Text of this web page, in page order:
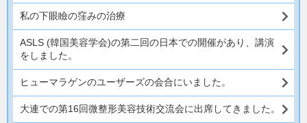
私の下眼瞼の窪みの治療
ASLS (韓国美容学会)の第二回の日本での開催があり、講演
をしました。
ヒューマラゲンのユーザーズの会合にいました。
大連での第16回微整形美容技術交流会に出席してきました。